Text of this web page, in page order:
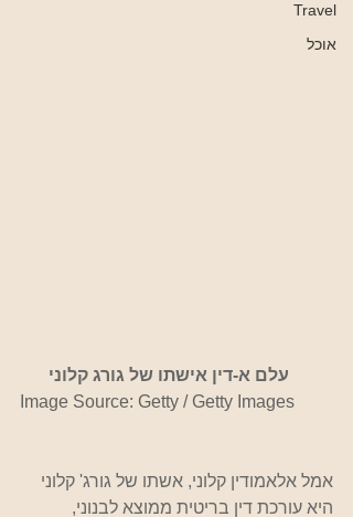
Travel
אוכל
Image Source: Getty / Getty Images
אמל אלאמודין קלוני, אשתו של גורג' קלוני
היא עורכת דין בריטית ממוצא לבנוני,